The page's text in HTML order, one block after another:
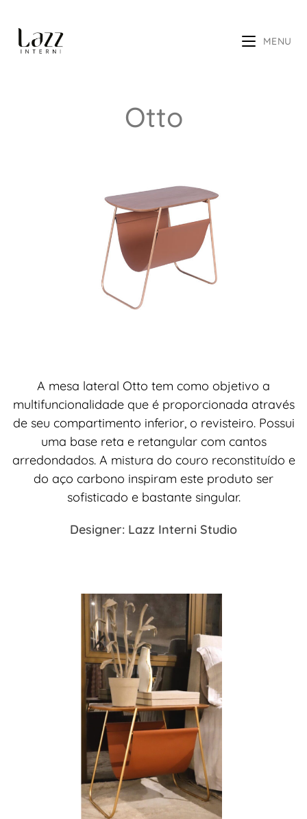
MENU
Otto
A mesa lateral Otto tem como objetivo a
multifuncionalidade que é proporcionada através
de seu compartimento inferior, o revisteiro. Possui
uma base reta e retangular com cantos
arredondados. A mistura do couro reconstituído e
do aço carbono inspiram este produto ser
sofisticado e bastante singular.
Designer: Lazz Interni Studio